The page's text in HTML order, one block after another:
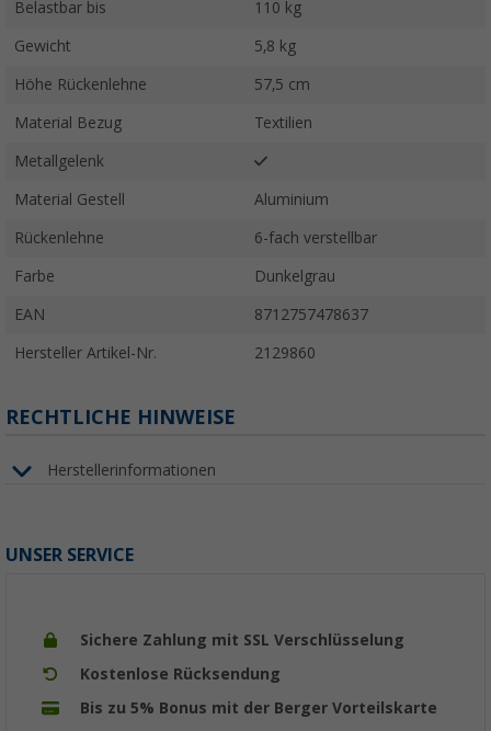
Belastbar bis 110 kg
Gewicht 5,8 kg
Höhe Rückenlehne 57,5 cm
Material Bezug Textilien
Metallgelenk
Material Gestell Aluminium
Rückenlehne 6-fach verstellbar
Farbe Dunkelgrau
EAN 8712757478637
Hersteller Artikel-Nr. 2129860
RECHTLICHE HINWEISE
Herstellerinformationen
UNSER SERVICE
Sichere Zahlung mit SSL Verschlüsselung
Kostenlose Rücksendung
Bis zu 5% Bonus mit der Berger Vorteilskarte